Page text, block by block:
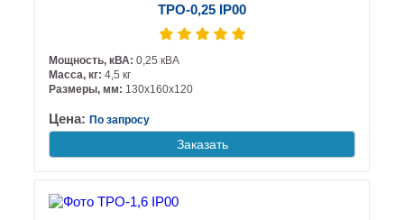
ТРО-0,25 IP00
Мощность, кВА: 0,25 кВА
Масса, кг: 4,5 кг
Размеры, мм: 130х160х120
Цена: По запросу
Заказать